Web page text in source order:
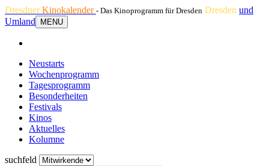
DresdnerKinokalender - Das Kinoprogramm für Dresden Dresden und
Umland
MENU
Neustarts
Wochenprogramm
Tagesprogramm
Besonderheiten
Festivals
Kinos
Aktuelles
Kolumne
suchfeld